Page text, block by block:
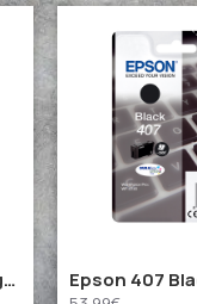
Epson 112 EcoTank Pigment Yellow ink bottle (C13T06C44A) (EPST06C44A)